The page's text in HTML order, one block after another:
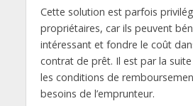
Cette solution est parfois
propriétaires, car ils peuvent
intéressant et fondre le coût
contrat de prêt. Il est par la
les conditions de
besoins de l’emprunteur.